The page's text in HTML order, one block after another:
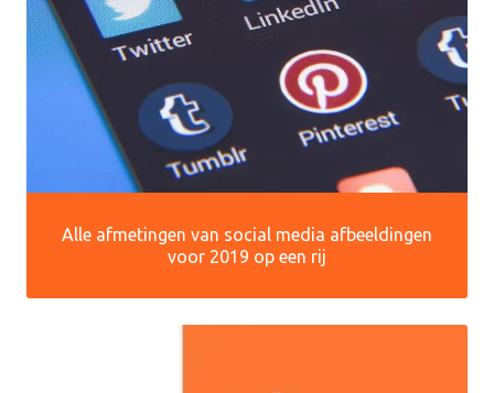
Alle afmetingen van social media afbeeldingen
voor 2019 op een rij